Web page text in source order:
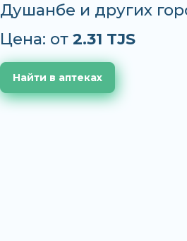
Душанбе и других
Цена: от 2.31 TJS
Найти в аптеках